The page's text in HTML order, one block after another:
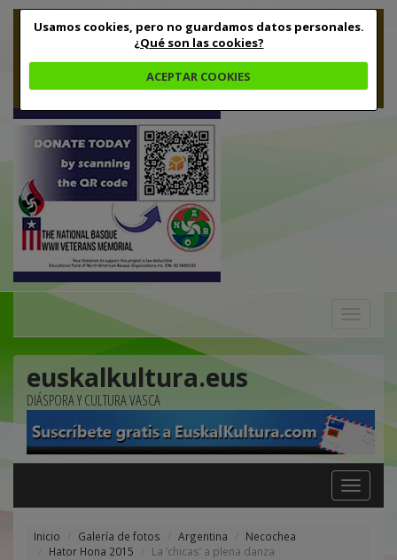
Usamos cookies, pero no guardamos datos personales.
¿Qué son las cookies?
ACEPTAR COOKIES
euskalkultura.eus
DIÁSPORA Y CULTURA VASCA
Toggle
navigation
Inicio Galería de fotos Argentina
Necochea
Hator Hona 2015
La ‘chicas’ a plena danza